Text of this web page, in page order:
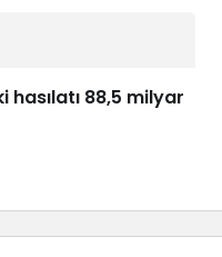
hasılatı 88,5 milyar